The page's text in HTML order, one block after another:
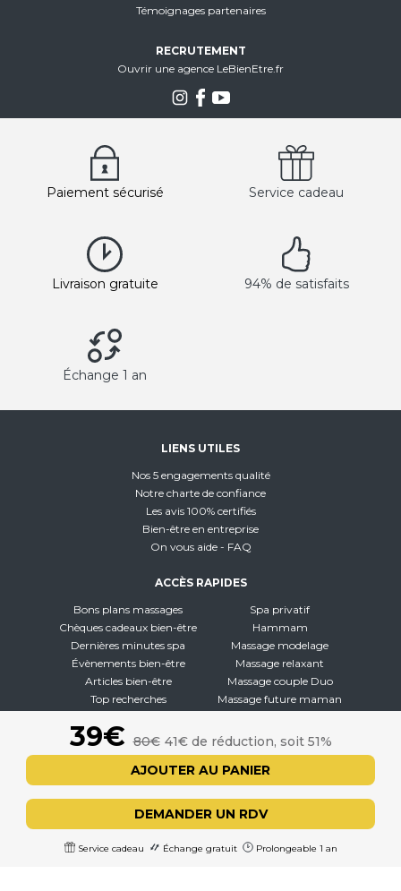
39€ 80€ 41€ de réduction, soit 51%
AJOUTER AU PANIER
DEMANDER UN RDV
Service cadeau Échange gratuit Prolongeable 1 an
Témoignages partenaires
RECRUTEMENT
Ouvrir une agence LeBienEtre.fr
Paiement sécurisé Service cadeau
Livraison gratuite 94% de satisfaits
Échange 1 an
LIENS UTILES
Nos 5 engagements qualité
Notre charte de confiance
Les avis 100% certifiés
Bien-être en entreprise
On vous aide - FAQ
ACCÈS RAPIDES
Bons plans massages
Chèques cadeaux bien-être
Dernières minutes spa
Évènements bien-être
Articles bien-être
Top recherches
Spa privatif
Hammam
Massage modelage
Massage relaxant
Massage couple Duo
Massage future maman
À PROPOS
CGV - CGU
Mentions légales
Politique de confidentialité